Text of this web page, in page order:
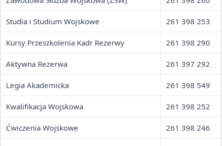
Studia i Studium Wojskowe 261 398 253
Kursy Przeszkolenia Kadr Rezerwy 261 398 290
Aktywna Rezerwa 261 397 292
Legia Akademicka 261 398 549
Kwalifikacja Wojskowa 261 398 252
Ćwiczenia Wojskowe 261 398 246